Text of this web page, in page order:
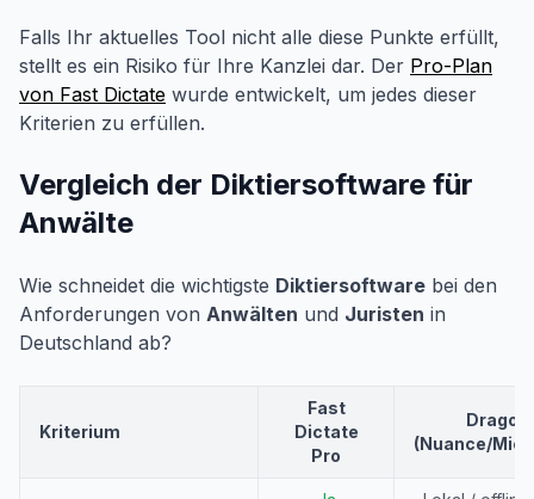
Falls Ihr aktuelles Tool nicht alle diese Punkte erfüllt,
stellt es ein Risiko für Ihre Kanzlei dar. Der Pro-Plan
von Fast Dictate wurde entwickelt, um jedes dieser
Kriterien zu erfüllen.
Vergleich der Diktiersoftware für
Anwälte
Wie schneidet die wichtigste Diktiersoftware bei den
Anforderungen von Anwälten und Juristen in
Deutschland ab?
Kriterium
Fast
Dictate
Pro
Dragon
(Nuance/